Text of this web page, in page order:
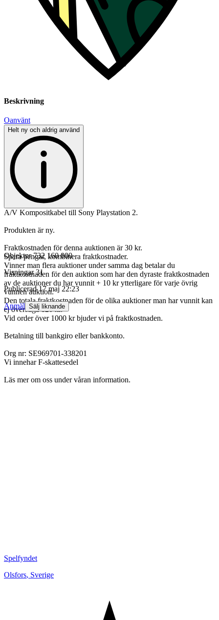
Beskrivning
Oanvänt
Helt ny och aldrig använd
A/V Kompositkabel till Sony Playstation 2.
Produkten är ny.
Fraktkostnaden för denna auktionen är 30 kr.
Spara pengar, kombinera fraktkostnader.
Vinner man flera auktioner under samma dag betalar du
fraktkostnaden för den auktion som har den dyraste fraktkostnaden
av de auktioner du har vunnit + 10 kr ytterligare för varje övrig
vunnen auktion.
Den totala fraktkostnaden för de olika auktioner man har vunnit kan
ej överstiga 120 kr.
Vid order över 1000 kr bjuder vi på fraktkostnaden.
Betalning till bankgiro eller bankkonto.
Org nr: SE969701-338201
Vi innehar F-skattesedel
Läs mer om oss under våran information.
Objektnr 732 160 000
Visningar 31
Publicerad 17 maj 22:23
Anmäl Sälj liknande
Spelfyndet
Olsfors, Sverige